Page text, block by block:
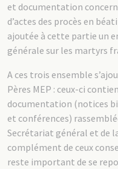
et documentation
d’actes des procès en
ajoutée à cette partie un
générale sur les martyrs
A ces trois ensemble
Pères MEP : ceux-ci
documentation (notices
et conférences)
Secrétariat général et de
complément de ceux
reste important de se